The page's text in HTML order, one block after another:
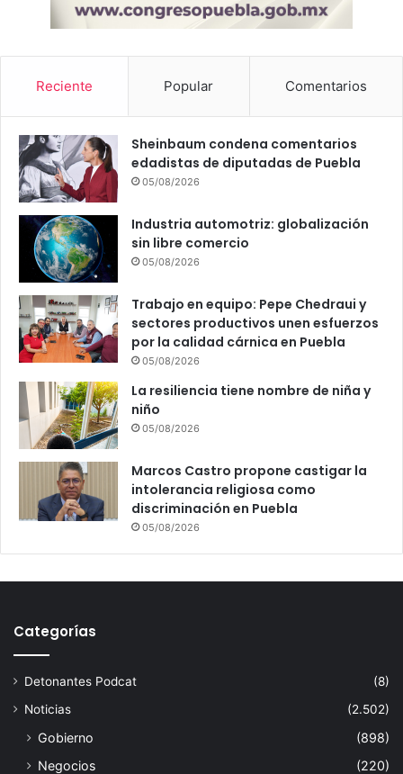
d
p
a
a
a
g
Reciente Popular Comentarios
Sheinbaum condena comentarios
edadistas de diputadas de Puebla
05/08/2026
Industria automotriz: globalización
sin libre comercio
05/08/2026
Trabajo en equipo: Pepe Chedraui y
sectores productivos unen esfuerzos
por la calidad cárnica en Puebla
05/08/2026
La resiliencia tiene nombre de niña y
niño
05/08/2026
Marcos Castro propone castigar la
intolerancia religiosa como
discriminación en Puebla
05/08/2026
Categorías
Detonantes Podcat
(8)
Noticias
(2.502)
Gobierno
(898)
Negocios
(220)